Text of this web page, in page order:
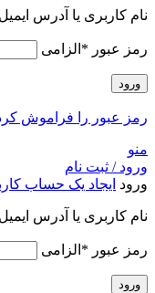
نام کاربری یا آدرس ایمیل
رمز عبور * الزامی
ورود
رمز عبور را فراموش
منو
ورود / ثبت نام
ورود ایجاد یک حساب
نام کاربری یا آدرس ایمیل
رمز عبور * الزامی
ورود